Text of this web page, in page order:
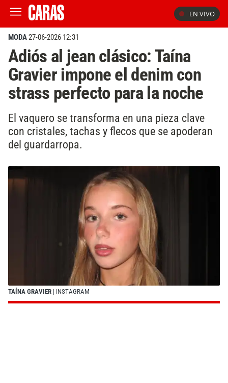
EN VIVO
MODA27-06-2026 12:31
Adiós al jean clásico: Taína
Gravier impone el denim con
strass perfecto para la noche
El vaquero se transforma en una pieza clave
con cristales, tachas y flecos que se apoderan
del guardarropa.
TAÍNA GRAVIER | INSTAGRAM